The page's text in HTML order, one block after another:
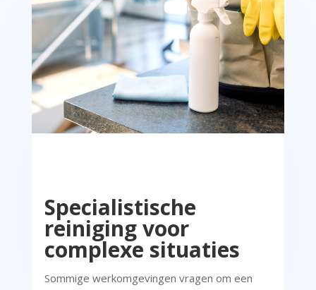
Specialistische
reiniging voor
complexe situaties
Sommige werkomgevingen vragen om een